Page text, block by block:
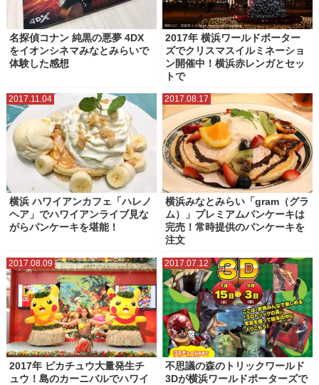
名探偵コナン 純黒の悪夢 4DX
をイオンシネマみなとみらいで
体験した感想
2017年 横浜ワールドポーター
ズでクリスマスイルミネーショ
ン開催中！横浜赤レンガとセッ
トで
2017.11.04
横浜 ハワイアンカフェ「ハレノ
ヘア」でハワイアンライブ見な
がらパンケーキを堪能！
2017.08.17
横浜みなとみらい「gram（グラ
ム）」プレミアムパンケーキは
完売！常時提供のパンケーキを
注文
2017.08.09
2017年 ピカチュウ大量発生チ
ュウ！島のカーニバルでハワイ
2017.07.12
不思議の森のトリックワールド
3Dが横浜ワールドポーターズで